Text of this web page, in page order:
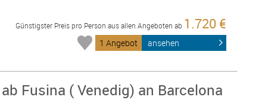
Günstigster Preis pro Person aus allen Angeboten ab 1.720 €
1 Angebot ansehen
Fusina ( Venedig) an Barcelona